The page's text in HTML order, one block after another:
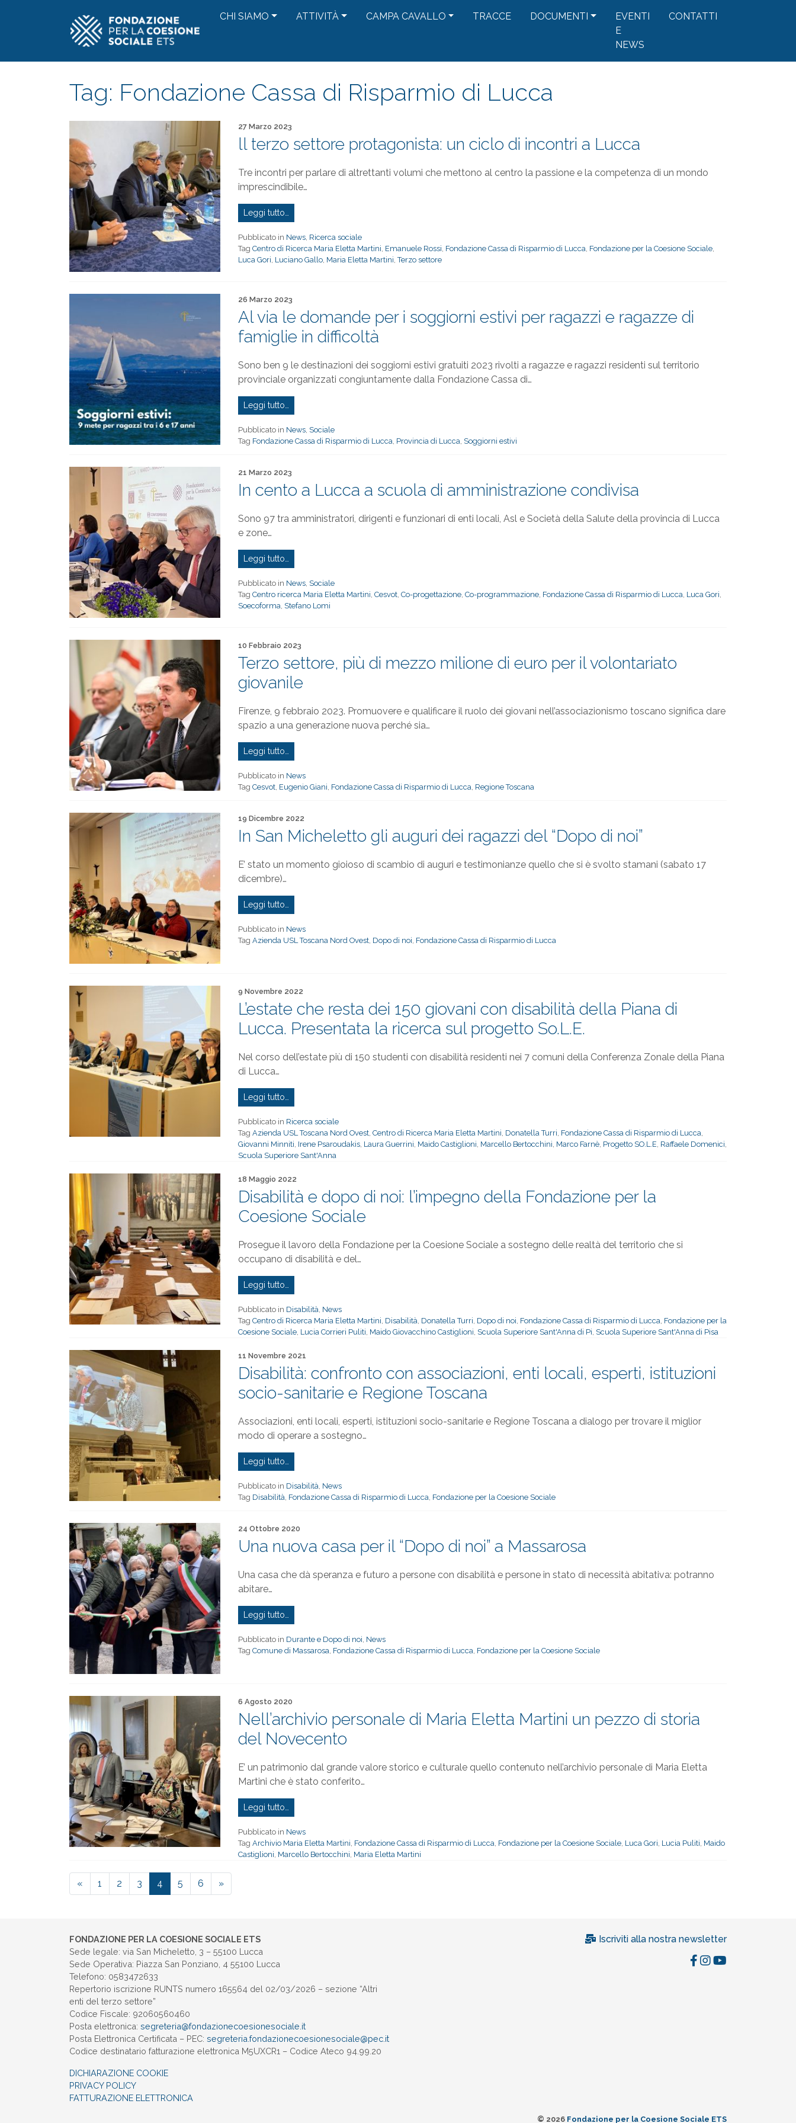
CHI SIAMO
ATTIVITÀ CAMPA CAVALLO TRACCE DOCUMENTI
EVENTI
E
NEWS
CONTATTI
Tag: Fondazione Cassa di Risparmio di Lucca
Pubblicato il
27 Marzo 2023
ll terzo settore protagonista: un ciclo di incontri a Lucca
Tre incontri per parlare di altrettanti volumi che mettono al centro la passione e la competenza di un mondo
imprescindibile…
Leggi tutto…
Pubblicato in News, Ricerca sociale
Tag Centro di Ricerca Maria Eletta Martini, Emanuele Rossi, Fondazione Cassa di Risparmio di Lucca, Fondazione per la Coesione Sociale,
Luca Gori, Luciano Gallo, Maria Eletta Martini,Terzo settore
Pubblicato il
26 Marzo 2023
Al via le domande per i soggiorni estivi per ragazzi e ragazze di
famiglie in difficoltà
Sono ben 9 le destinazioni dei soggiorni estivi gratuiti 2023 rivolti a ragazze e ragazzi residenti sul territorio
provinciale organizzati congiuntamente dalla Fondazione Cassa di…
Leggi tutto…
Pubblicato in News, Sociale
Tag Fondazione Cassa di Risparmio di Lucca, Provincia di Lucca, Soggiorni estivi
Pubblicato il
21 Marzo 2023
In cento a Lucca a scuola di amministrazione condivisa
Sono 97 tra amministratori, dirigenti e funzionari di enti locali, Asl e Società della Salute della provincia di Lucca
e zone…
Leggi tutto…
Pubblicato in News, Sociale
Tag Centro ricerca Maria Eletta Martini, Cesvot, Co-progettazione, Co-programmazione, Fondazione Cassa di Risparmio di Lucca, Luca Gori,
Soecoforma, Stefano Lomi
Pubblicato il
10 Febbraio 2023
Terzo settore, più di mezzo milione di euro per il volontariato
giovanile
Firenze, 9 febbraio 2023. Promuovere e qualificare il ruolo dei giovani nell’associazionismo toscano significa dare
spazio a una generazione nuova perché sia…
Leggi tutto…
Pubblicato in News
Tag Cesvot, Eugenio Giani, Fondazione Cassa di Risparmio di Lucca, Regione Toscana
Pubblicato il
19 Dicembre 2022
In San Micheletto gli auguri dei ragazzi del “Dopo di noi”
E’ stato un momento gioioso di scambio di auguri e testimonianze quello che si è svolto stamani (sabato 17
dicembre)…
Leggi tutto…
Pubblicato in News
Tag Azienda USL Toscana Nord Ovest, Dopo di noi, Fondazione Cassa di Risparmio di Lucca
Pubblicato il
9 Novembre 2022
L’estate che resta dei 150 giovani con disabilità della Piana di
Lucca. Presentata la ricerca sul progetto So.L.E.
Nel corso dell’estate più di 150 studenti con disabilità residenti nei 7 comuni della Conferenza Zonale della Piana
di Lucca…
Leggi tutto…
Pubblicato in Ricerca sociale
Tag Azienda USL Toscana Nord Ovest, Centro di Ricerca Maria Eletta Martini, Donatella Turri, Fondazione Cassa di Risparmio di Lucca,
Giovanni Minniti, Irene Psaroudakis, Laura Guerrini, Maido Castiglioni, Marcello Bertocchini, Marco Farnè, Progetto SO.L.E, Raffaele Domenici,
Scuola Superiore Sant'Anna
Pubblicato il
18 Maggio 2022
Disabilità e dopo di noi: l’impegno della Fondazione per la
Coesione Sociale
Prosegue il lavoro della Fondazione per la Coesione Sociale a sostegno delle realtà del territorio che si
occupano di disabilità e del…
Leggi tutto…
Pubblicato in Disabilità, News
Tag Centro di Ricerca Maria Eletta Martini, Disabilità, Donatella Turri, Dopo di noi, Fondazione Cassa di Risparmio di Lucca, Fondazione per la
Coesione Sociale, Lucia Corrieri Puliti, Maido Giovacchino Castiglioni, Scuola Superiore Sant'Anna di Pi, Scuola Superiore Sant'Anna di Pisa
Pubblicato il
11 Novembre 2021
Disabilità: confronto con associazioni, enti locali, esperti, istituzioni
socio-sanitarie e Regione Toscana
Associazioni, enti locali, esperti, istituzioni socio-sanitarie e Regione Toscana a dialogo per trovare il miglior
modo di operare a sostegno…
Leggi tutto…
Pubblicato in Disabilità, News
Tag Disabilità, Fondazione Cassa di Risparmio di Lucca, Fondazione per la Coesione Sociale
Pubblicato il
24 Ottobre 2020
Una nuova casa per il “Dopo di noi” a Massarosa
Una casa che dà speranza e futuro a persone con disabilità e persone in stato di necessità abitativa: potranno
abitare…
Leggi tutto…
Pubblicato in Durante e Dopo di noi, News
Tag Comune di Massarosa, Fondazione Cassa di Risparmio di Lucca, Fondazione per la Coesione Sociale
Pubblicato il
6 Agosto 2020
Nell’archivio personale di Maria Eletta Martini un pezzo di storia
del Novecento
E’ un patrimonio dal grande valore storico e culturale quello contenuto nell’archivio personale di Maria Eletta
Martini che è stato conferito…
Leggi tutto…
Pubblicato in News
Tag Archivio Maria Eletta Martini, Fondazione Cassa di Risparmio di Lucca, Fondazione per la Coesione Sociale, Luca Gori, Lucia Puliti, Maido
Castiglioni, Marcello Bertocchini, Maria Eletta Martini
« 1 2 3 4 5 6 »
FONDAZIONE PER LA COESIONE SOCIALE ETS
Sede legale: via San Micheletto, 3 – 55100 Lucca
Sede Operativa: Piazza San Ponziano, 4 55100 Lucca
Telefono: 0583472633
Repertorio iscrizione RUNTS numero 165564 del 02/03/2026 – sezione “Altri
enti del terzo settore”
Codice Fiscale: 92060560460
Posta elettronica: segreteria@fondazionecoesionesociale.it
Posta Elettronica Certificata – PEC: segreteria. fondazionecoesionesociale@pec. it
Codice destinatario fatturazione elettronica M5UXCR1 – Codice Ateco 94.99.20
DICHIARAZIONE COOKIE
PRIVACY POLICY
FATTURAZIONE ELETTRONICA
Iscriviti alla nostra newsletter
© 2026 Fondazione per la Coesione Sociale ETS